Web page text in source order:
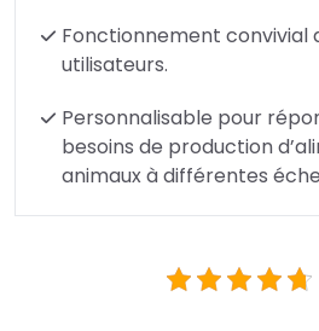
Fonctionnement convivial
utilisateurs.
Personnalisable pour
besoins de production
animaux à différentes